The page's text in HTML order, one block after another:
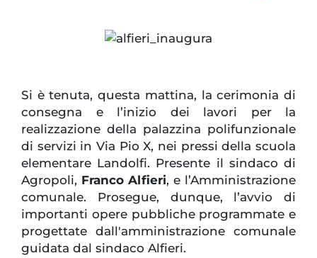
Si è tenuta, questa mattina, la cerimonia di
consegna e l’inizio dei lavori per la
realizzazione della palazzina polifunzionale
di servizi in Via Pio X, nei pressi della scuola
elementare Landolfi. Presente il sindaco di
Agropoli, Franco Alfieri, e l’Amministrazione
comunale. Prosegue, dunque, l’avvio di
importanti opere pubbliche programmate e
progettate dall'amministrazione comunale
guidata dal sindaco Alfieri.